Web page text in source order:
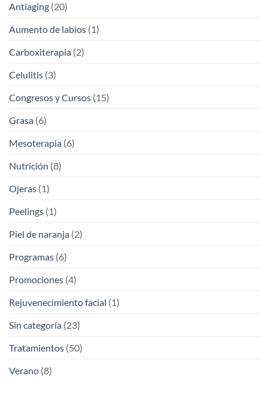
Antiaging (20)
Aumento de labios (1)
Carboxiterapia (2)
Celulitis (3)
Congresos y Cursos (15)
Grasa (6)
Mesoterapia (6)
Nutrición (8)
Ojeras (1)
Peelings (1)
Piel de naranja (2)
Programas (6)
Promociones (4)
Rejuvenecimiento facial (1)
Sin categoría (23)
Tratamientos (50)
Verano (8)